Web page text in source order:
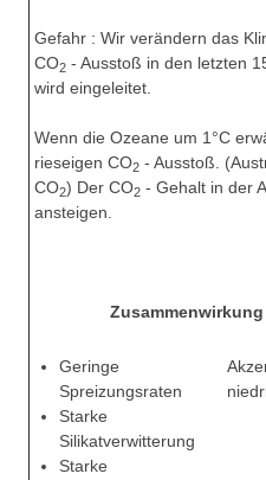
Gefahr : Wir verändern das
CO2 - Ausstoß in den letzten
wird eingeleitet.
Wenn die Ozeane um 1°C
rieseigen CO2 - Ausstoß.
CO2) Der CO2 - Gehalt in der
ansteigen.
Geringe
Spreizungsraten
Starke
Silikatverwitterung
Starke